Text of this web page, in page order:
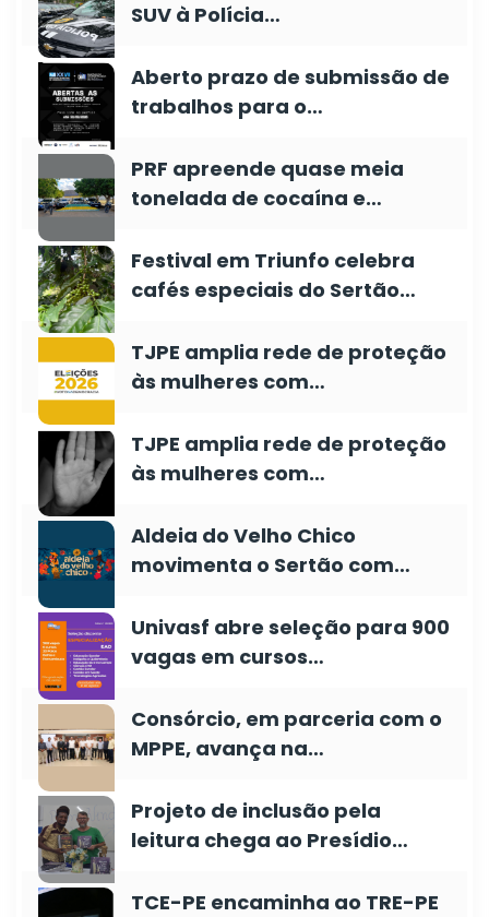
SUV à Polícia…
Aberto prazo de submissão de
trabalhos para o…
PRF apreende quase meia
tonelada de cocaína e…
Festival em Triunfo celebra
cafés especiais do Sertão…
TJPE amplia rede de proteção
às mulheres com…
TJPE amplia rede de proteção
às mulheres com…
Aldeia do Velho Chico
movimenta o Sertão com…
Univasf abre seleção para 900
vagas em cursos…
Consórcio, em parceria com o
MPPE, avança na…
Projeto de inclusão pela
leitura chega ao Presídio…
TCE-PE encaminha ao TRE-PE